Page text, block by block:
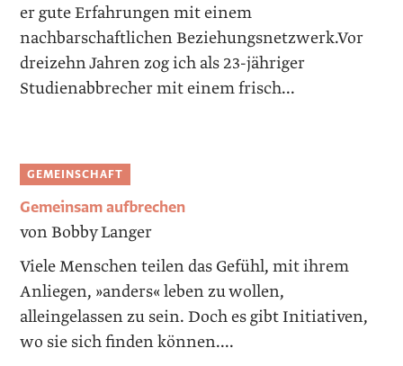
er gute Erfahrungen mit einem
nachbarschaftlichen Beziehungsnetzwerk.Vor
dreizehn Jahren zog ich als 23-jähriger
Studienab­brecher mit einem frisch...
GEMEINSCHAFT
Gemeinsam aufbrechen
von Bobby Langer
Viele Menschen teilen das Gefühl, mit ihrem
Anliegen, »anders« leben zu wollen,
alleingelassen zu sein. Doch es gibt Initia­tiven,
wo sie sich finden können....